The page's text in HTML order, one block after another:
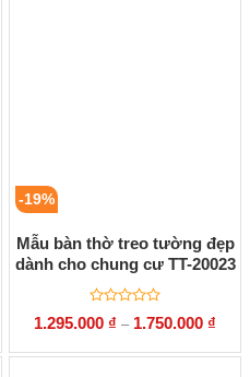
-19%
Mẫu bàn thờ treo tường đẹp
dành cho chung cư TT-20023
Được
xếp
0
1.295.000 ₫ – 1.750.000 ₫